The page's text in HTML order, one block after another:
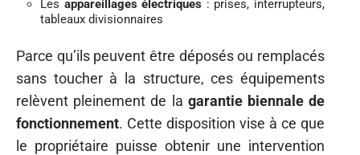
Les appareillages électriques : prises, interrupteurs,
tableaux divisionnaires
Parce qu’ils peuvent être déposés ou remplacés
sans toucher à la structure, ces équipements
relèvent pleinement de la garantie biennale de
fonctionnement. Cette disposition vise à ce que
le propriétaire puisse obtenir une intervention